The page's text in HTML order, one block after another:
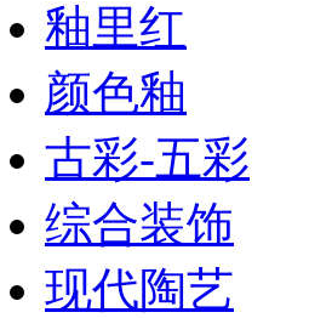
釉里红
颜色釉
古彩-五彩
综合装饰
现代陶艺